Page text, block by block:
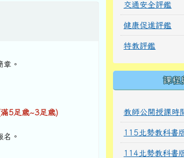
。
5足歲~3足歲)
。
交通安全評鑑
健康促進評鑑
特教評鑑
課程
教師公開授課時
115北勢教科書
114北勢教科書